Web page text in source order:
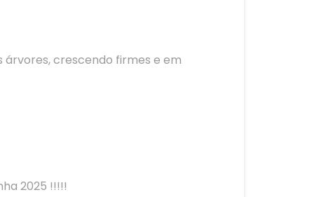
árvores, crescendo firmes e em
2025 !!!!!